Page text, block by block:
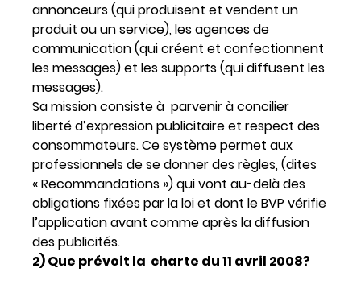
annonceurs (qui produisent et vendent un
produit ou un service), les agences de
communication (qui créent et confectionnent
les messages) et les supports (qui diffusent les
messages).
Sa mission consiste à parvenir à concilier
liberté d’expression publicitaire et respect des
consommateurs. Ce système permet aux
professionnels de se donner des règles, (dites
« Recommandations ») qui vont au-delà des
obligations fixées par la loi et dont le BVP vérifie
l’application avant comme après la diffusion
des publicités.
2) Que prévoit la charte du 11 avril 2008?